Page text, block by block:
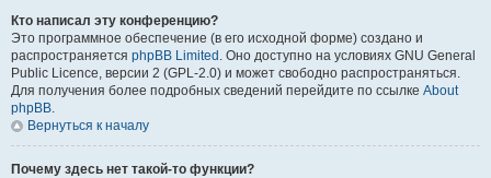
Кто написал эту конференцию?
Это программное обеспечение (в его исходной форме) создано и
распространяется phpBB Limited . Оно доступно на условиях GNU General
Public Licence, версии 2 (GPL-2.0) и может свободно распространяться.
Для получения более подробных сведений перейдите по ссылке About
phpBB.
Вернуться к началу
Почему здесь нет такой-то функции?